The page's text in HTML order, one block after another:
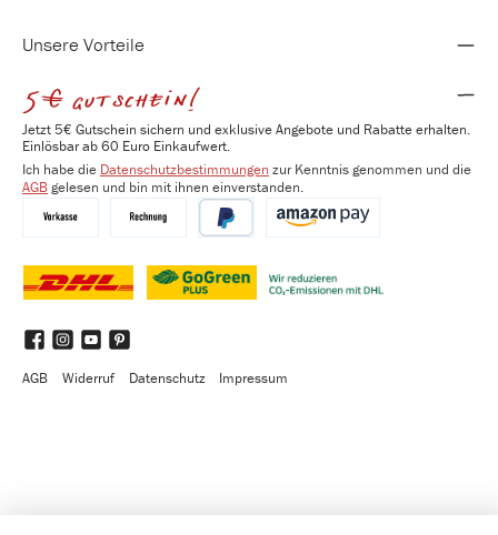
Unsere Vorteile
5€ gutschein!
Jetzt 5€ Gutschein sichern und exklusive Angebote und Rabatte erhalten.
Einlösbar ab 60 Euro Einkaufwert.
Ich habe die Datenschutzbestimmungen zur Kenntnis genommen und die
AGBgelesen und bin mit ihnen einverstanden.
FacebookInstagram
YouTubePinterest
AGB
Widerruf Datenschutz Impressum